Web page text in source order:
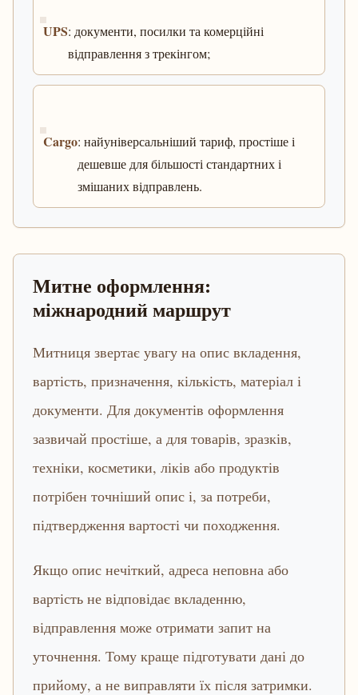
UPS: документи, посилки та комерційні
відправлення з трекінгом;
Cargo: найуніверсальніший тариф, простіше і
дешевше для більшості стандартних і
змішаних відправлень.
Митне оформлення:
міжнародний маршрут
Митниця звертає увагу на опис вкладення,
вартість, призначення, кількість, матеріал і
документи. Для документів оформлення
зазвичай простіше, а для товарів, зразків,
техніки, косметики, ліків або продуктів
потрібен точніший опис і, за потреби,
підтвердження вартості чи походження.
Якщо опис нечіткий, адреса неповна або
вартість не відповідає вкладенню,
відправлення може отримати запит на
уточнення. Тому краще підготувати дані до
прийому, а не виправляти їх після затримки.